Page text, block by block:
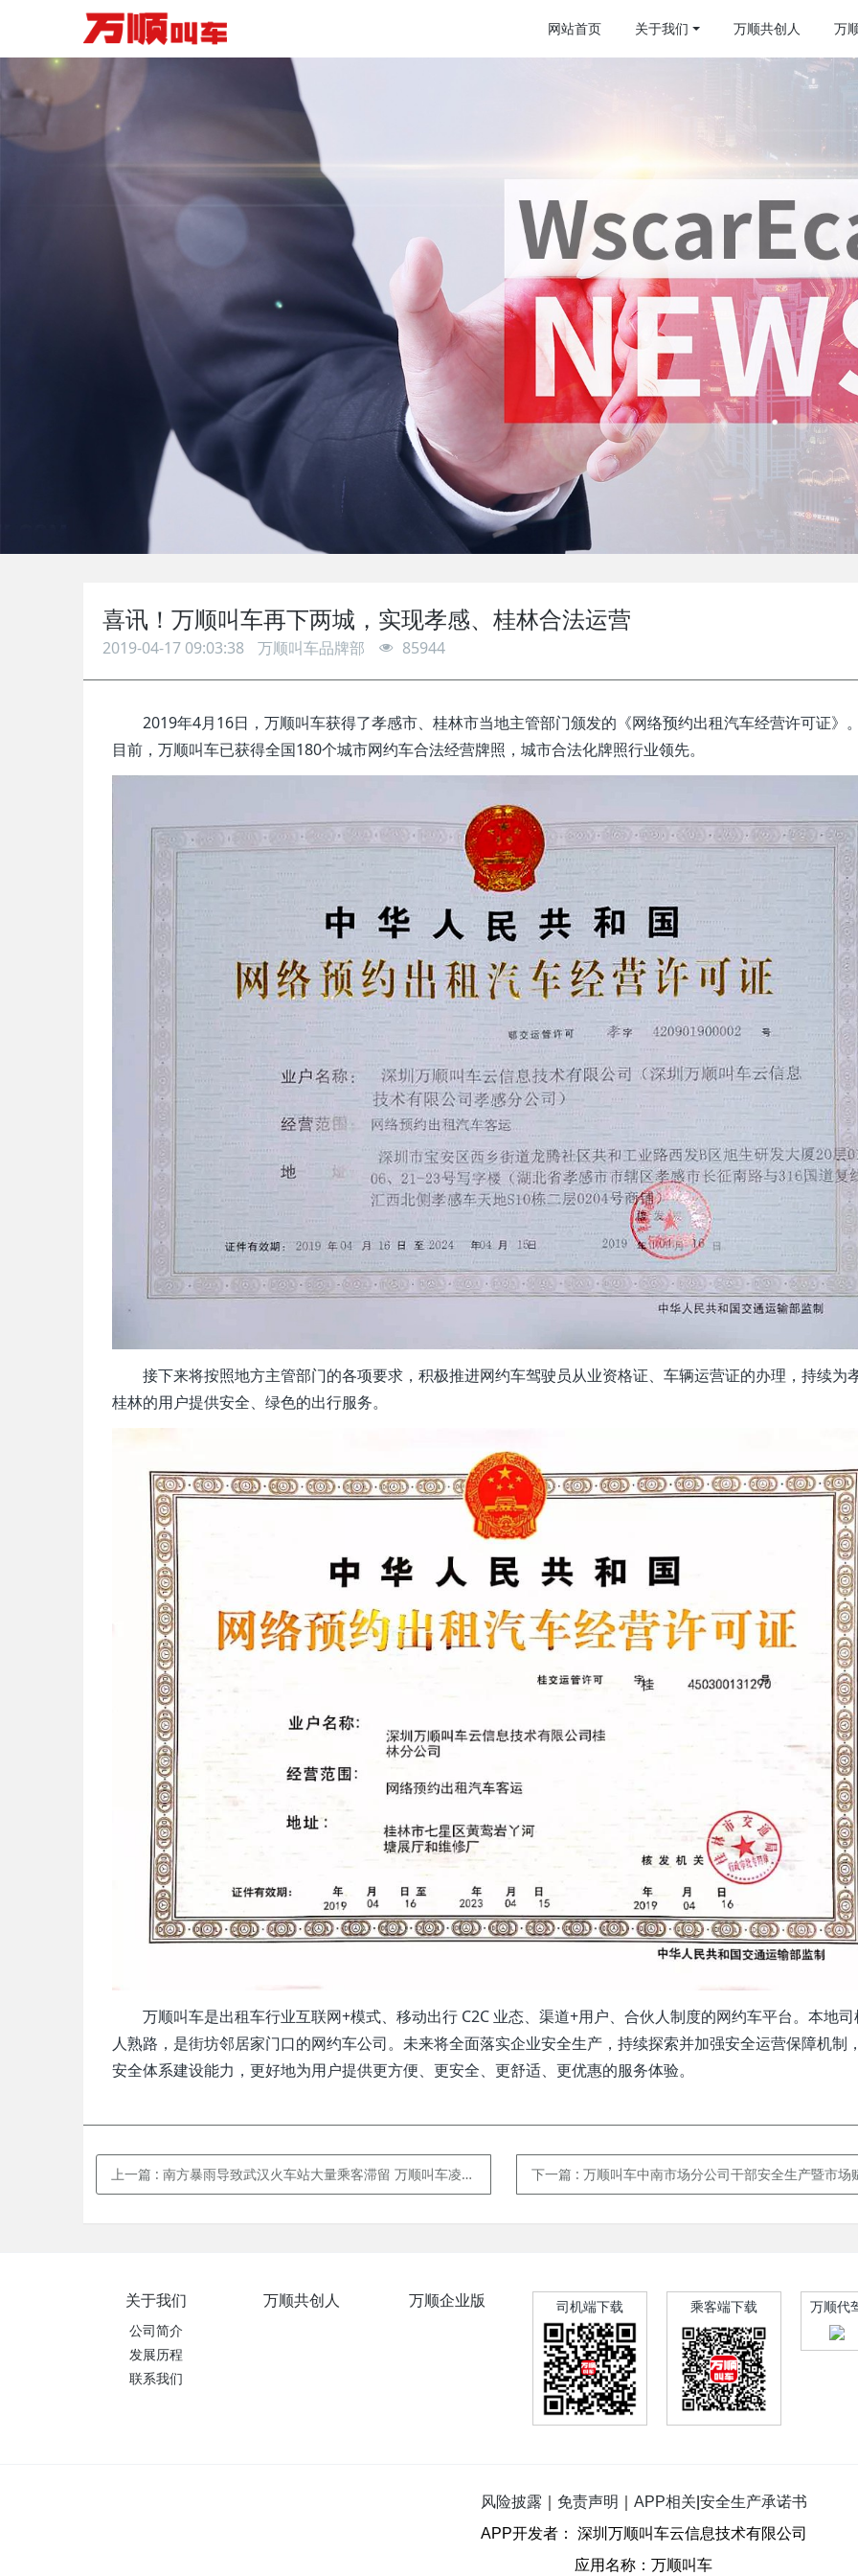
网站首页 关于我们 万顺共创人 万
喜讯！万顺叫车再下两城，实现孝感、桂林合法运营
2019-04-17 09:03:38 万顺叫车品牌部 85944
2019年4月16日，万顺叫车获得了孝感市、桂林市当地主管部门颁发的《网络预约出租汽车经营许可证》
目前，万顺叫车已获得全国180个城市网约车合法经营牌照，城市合法化牌照行业领先。
接下来将按照地方主管部门的各项要求，积极推进网约车驾驶员从业资格证、车辆运营证的办理，持续为
桂林的用户提供安全、绿色的出行服务。
万顺叫车是出租车行业互联网+模式、移动出行 C2C 业态、渠道+用户、合伙人制度的网约车平台。本地
人熟路，是街坊邻居家门口的网约车公司。未来将全面落实企业安全生产，持续探索并加强安全运营保障机制
安全体系建设能力，更好地为用户提供更方便、更安全、更舒适、更优惠的服务体验。
上一篇 : 南方暴雨导致武汉火车站大量乘客滞留 万顺叫车凌晨驰援疏散 下一篇 : 万顺叫车中南市场分公司干部安全生产暨市场赋能整训会议在长
关于我们
公司简介
发展历程
联系我们
万顺共创人 万顺企业版 司机端下载 乘客端下载 万顺代
风险披露 免责声明 APP相关 安全生产承诺书
APP开发者： 深圳万顺叫车云信息技术有限公司
应用名称：万顺叫车